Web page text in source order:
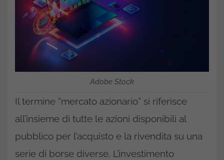
Adobe Stock
Il termine “mercato azionario” si riferisce
all’insieme di tutte le azioni disponibili al
pubblico per l’acquisto e la rivendita su una
serie di borse diverse. L’investimento